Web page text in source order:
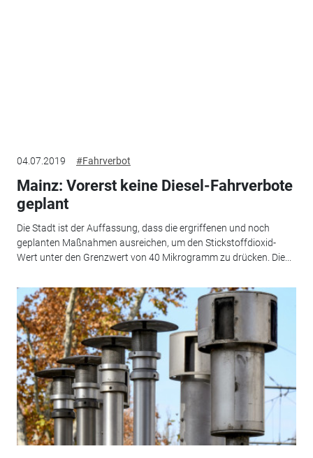
04.07.2019 #Fahrverbot
Mainz: Vorerst keine Diesel-Fahrverbote
geplant
Die Stadt ist der Auffassung, dass die ergriffenen und noch
geplanten Maßnahmen ausreichen, um den Stickstoffdioxid-
Wert unter den Grenzwert von 40 Mikrogramm zu drücken. Die...